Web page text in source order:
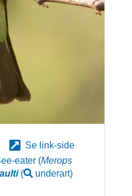
Se link-side
eater (Merops
( underart)